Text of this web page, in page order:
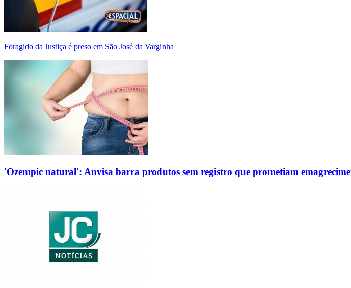
Foragido da Justiça é preso em São José da Varginha
'Ozempic natural': Anvisa barra produtos sem registro que prometiam